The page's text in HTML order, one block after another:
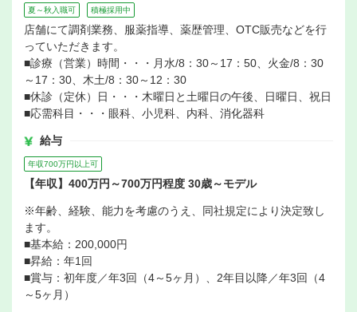
夏～秋入職可 積極採用中
店舗にて調剤業務、服薬指導、薬歴管理、OTC販売などを行
っていただきます。
■診療（営業）時間・・・月水/8：30～17：50、火金/8：30
～17：30、木土/8：30～12：30
■休診（定休）日・・・木曜日と土曜日の午後、日曜日、祝日
■応需科目・・・眼科、小児科、内科、消化器科
給与
年収700万円以上可
【年収】400万円～700万円程度 30歳～モデル
※年齢、経験、能力を考慮のうえ、同社規定により決定致し
ます。
■基本給：200,000円
■昇給：年1回
■賞与：初年度／年3回（4～5ヶ月）、2年目以降／年3回（4
～5ヶ月）